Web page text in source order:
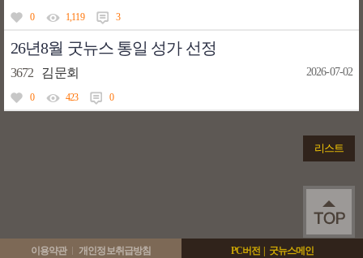
0 1,119 3
26년8월 굿뉴스 통일 성가 선정
3672 김문회 2026-07-02
0 423 0
리스트
이용약관 개인정보취급방침 PC버전 굿뉴스메인